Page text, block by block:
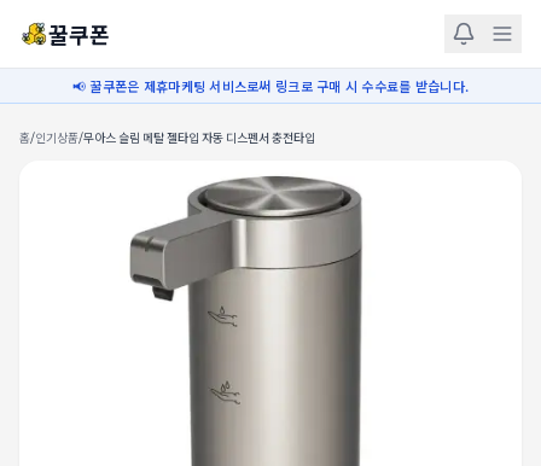
꿀쿠폰
📢 꿀쿠폰은 제휴마케팅 서비스로써 링크로 구매 시 수수료를 받습니다.
홈/인기상품/무아스 슬림 메탈 젤타입 자동 디스펜서 충전타입